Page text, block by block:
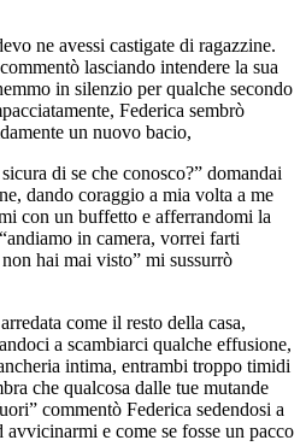
ne avessi castigate di ragazzine.
lasciando intendere la sua
in silenzio per qualche secondo
Federica sembrò
un nuovo bacio,
di se che conosco?” domandai
dando coraggio a mia volta a me
con un buffetto e afferrandomi la
in camera, vorrei farti
hai mai visto” mi sussurrò
come il resto della casa,
a scambiarci qualche effusione,
intima, entrambi troppo timidi
che qualcosa dalle tue mutande
commentò Federica sedendosi a
e come se fosse un pacco